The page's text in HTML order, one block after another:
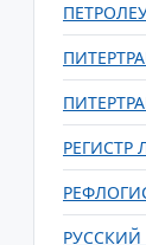
РЕГИСТР
РУССКИЙ